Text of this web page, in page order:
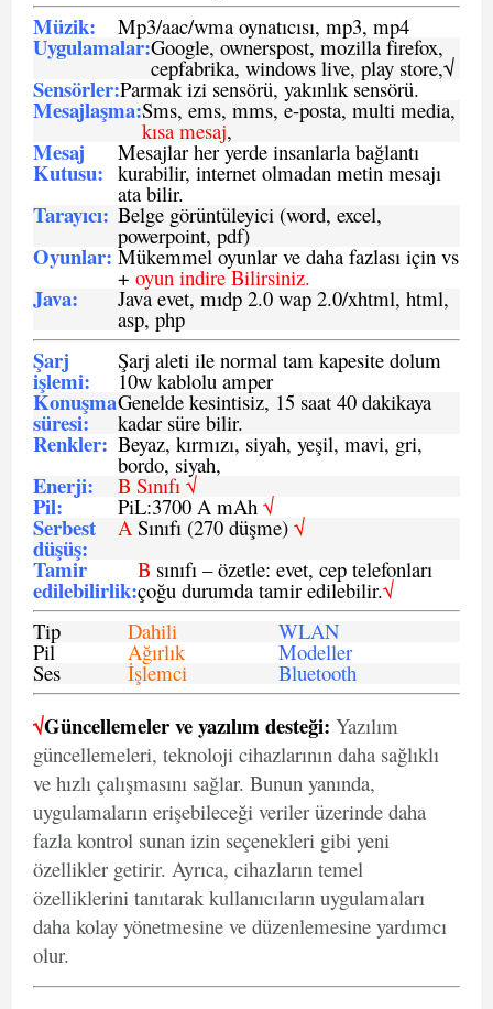
Müzik: Mp3/aac/wma oynatıcısı, mp3, mp4
Uygulamalar:Google, ownerspost, mozilla firefox,
cepfabrika, windows live, play store,√
Sensörler:Parmak izi sensörü, yakınlık sensörü.
Mesajlaşma:Sms, ems, mms, e-posta, multi media,
kısa mesaj,
Mesaj
Kutusu:
Mesajlar her yerde insanlarla bağlantı
kurabilir, internet olmadan metin mesajı
ata bilir.
Tarayıcı: Belge görüntüleyici (word, excel,
powerpoint, pdf)
Oyunlar: Mükemmel oyunlar ve daha fazlası için vs
+ oyun indire Bilirsiniz.
Java: Java evet, mıdp 2.0 wap 2.0/xhtml, html,
asp, php
Şarj
işlemi:
Şarj aleti ile normal tam kapesite dolum
10w kablolu amper
Konuşma
süresi:
Genelde kesintisiz, 15 saat 40 dakikaya
kadar süre bilir.
Renkler: Beyaz, kırmızı, siyah, yeşil, mavi, gri,
bordo, siyah,
Enerji: B Sınıfı √
Pil: PiL:3700 A mAh √
Serbest
düşüş:
ASınıfı (270 düşme) √
Tamir
edilebilirlik:
B sınıfı – özetle: evet, cep telefonları
çoğu durumda tamir edilebilir.√
Tip
Dahili WLAN
Pil Ağırlık Modeller
Ses İşlemci Bluetooth
√Güncellemeler ve yazılım desteği: Yazılım
güncellemeleri, teknoloji cihazlarının daha sağlıklı
ve hızlı çalışmasını sağlar. Bunun yanında,
uygulamaların erişebileceği veriler üzerinde daha
fazla kontrol sunan izin seçenekleri gibi yeni
özellikler getirir. Ayrıca, cihazların temel
özelliklerini tanıtarak kullanıcıların uygulamaları
daha kolay yönetmesine ve düzenlemesine yardımcı
olur.